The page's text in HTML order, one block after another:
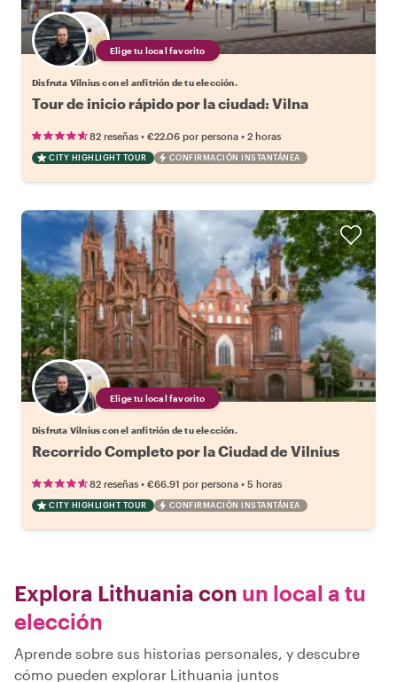
Elige tu local favorito
Disfruta Vilnius con el anfitrión de tu elección.
Tour de inicio rápido por la ciudad: Vilna
82 reseñas • €22.06 por persona • 2 horas
CITY HIGHLIGHT TOUR CONFIRMACIÓN INSTANTÁNEA
Elige tu local favorito
Disfruta Vilnius con el anfitrión de tu elección.
Recorrido Completo por la Ciudad de Vilnius
82 reseñas • €66.91 por persona • 5 horas
CITY HIGHLIGHT TOUR CONFIRMACIÓN INSTANTÁNEA
Explora Lithuania con un local a tu
elección
Aprende sobre sus historias personales, y descubre
cómo pueden explorar Lithuania juntos